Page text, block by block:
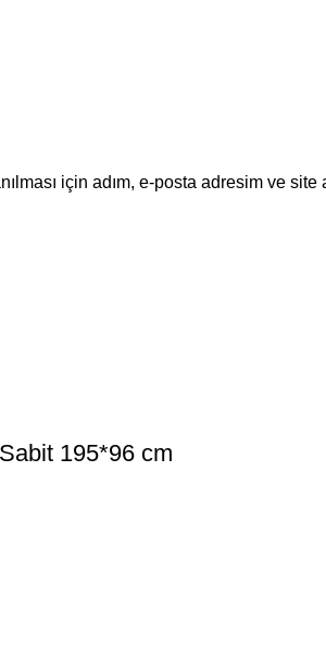
için adım, e-posta adresim ve
195*96 cm